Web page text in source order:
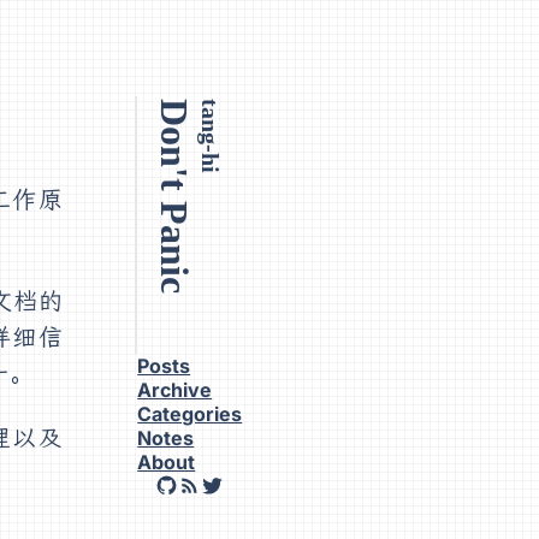
tang-hi
Don't Panic
Posts
Archive
Categories
Notes
About
作原
档的
细信
以及